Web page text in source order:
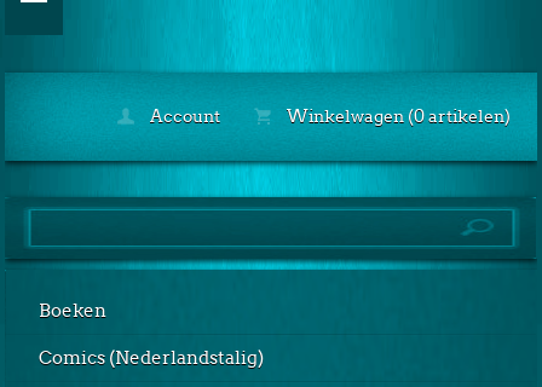
Account Winkelwagen (0 artikelen)
Boeken
Comics (Nederlandstalig)